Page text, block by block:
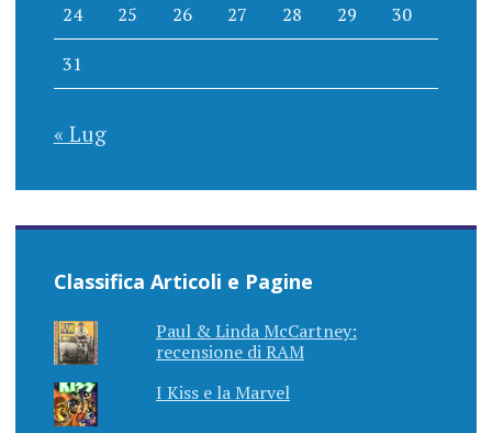
24 25 26 27 28 29 30
31
« Lug
Classifica Articoli e Pagine
Paul & Linda McCartney:
recensione di RAM
I Kiss e la Marvel